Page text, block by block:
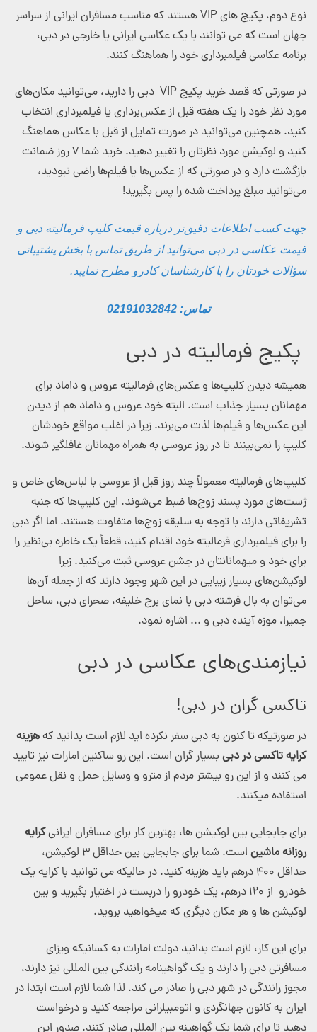
نوع دوم، پکیج های VIP هستند که مناسب مسافران ایرانی از سراسر
جهان است که می توانند با یک عکاسی ایرانی یا خارجی در دبی،
برنامه عکاسی فیلمبرداری خود را هماهنگ کنند.
در صورتی که قصد خرید پکیج VIP دبی را دارید، می‌توانید مکان‌های
مورد نظر خود را یک هفته قبل از عکس‌برداری یا فیلمبرداری انتخاب
کنید. همچنین می‌توانید در صورت تمایل از قبل با عکاس هماهنگ
کنید و لوکیشن مورد نظرتان را تغییر دهید. خرید شما ۷ روز ضمانت
بازگشت دارد و در صورتی که از عکس‌ها یا فیلم‌ها راضی نبودید،
می‌توانید مبلغ پرداخت شده را پس بگیرید!
جهت کسب اطلاعات دقیق‌تر درباره قیمت کلیپ فرمالیته دبی و
قیمت عکاسی در دبی می‌توانید از طریق تماس با بخش پشتیبانی
سؤالات خودتان را با کارشناسان کادرو مطرح نمایید.
تماس: 02191032842
پکیج فرمالیته در دبی
همیشه دیدن کلیپ‌ها و عکس‌های فرمالیته عروس و داماد برای
مهمانان بسیار جذاب است. البته خود عروس و داماد هم از دیدن
این عکس‌ها و فیلم‌ها لذت می‌برند. زیرا در اغلب مواقع خودشان
کلیپ را نمی‌بینند تا در روز عروسی به همراه مهمانان غافلگیر شوند.
کلیپ‌های فرمالیته معمولاً چند روز قبل از عروسی با لباس‌های خاص و
ژست‌های مورد پسند زوج‌ها ضبط می‌شوند. این کلیپ‌ها که جنبه
تشریفاتی دارند با توجه به سلیقه زوج‌ها متفاوت هستند. اما اگر دبی
را برای فیلمبرداری فرمالیته خود اقدام کنید، قطعاً یک خاطره بی‌نظیر را
برای خود و میهمانانتان در جشن عروسی ثبت می‌کنید. زیرا
لوکیشن‌های بسیار زیبایی در این شهر وجود دارند که از جمله آن‌ها
می‌توان به بال فرشته دبی با نمای برج خلیفه، صحرای دبی، ساحل
جمیرا، موزه آینده دبی و ... اشاره نمود.
نیازمندی‌های عکاسی در دبی
تاکسی گران در دبی!
در صورتیکه تا کنون به دبی سفر نکرده اید لازم است بدانید کههزینه
کرایه تاکسی در دبی بسیار گران است. این رو ساکنین امارات نیز تایید
می کنند و از این رو بیشتر مردم از مترو و وسایل حمل و نقل عمومی
استفاده میکنند.
برای جابجایی بین لوکیشن ها، بهترین کار برای مسافران ایرانیکرایه
روزانه ماشین
است. شما برای جابجایی بین حداقل ۳ لوکیشن،
حداقل ۴۰۰ درهم باید هزینه کنید. در حالیکه می توانید با کرایه یک
خودرو از ۱۲۰ درهم، یک خودرو را دربست در اختیار بگیرید و بین
لوکیشن ها و هر مکان دیگری که میخواهید بروید.
برای این کار، لازم است بدانید دولت امارات به کسانیکه ویزای
مسافرتی دبی را دارند و یک گواهینامه رانندگی بین المللی نیز دارند،
مجوز رانندگی در شهر دبی را صادر می کند. لذا شما لازم است ابتدا در
ایران به کانون جهانگردی و اتومبیلرانی مراجعه کنید و درخواست
دهید تا برای شما یک گواهینه بین المللی صادر کنند. صدور این